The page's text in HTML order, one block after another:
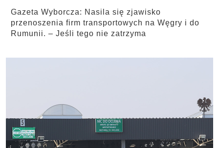
Gazeta Wyborcza: Nasila się zjawisko
przenoszenia firm transportowych na Węgry i do
Rumunii. – Jeśli tego nie zatrzyma